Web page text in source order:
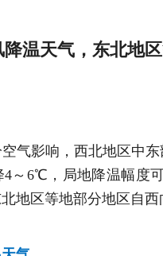
温天气，东北地
气影响，西北地区中
～6℃，局地降温幅度
地区等地部分地区自西